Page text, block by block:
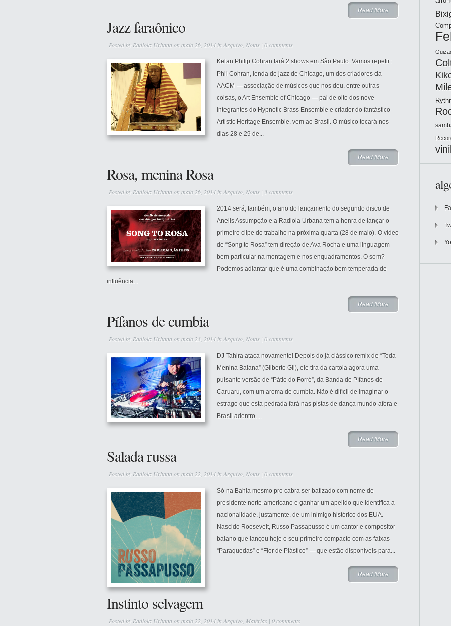
Read More
Jazz faraônico
Posted by Radiola Urbanaon maio 26, 2014 inArquivo Notas | 0 comments
Kelan Philip Cohran fará 2 shows em São Paulo. Vamos repetir:
Phil Cohran, lenda do jazz de Chicago, um dos criadores da
AACM — associação de músicos que nos deu, entre outras
coisas, o Art Ensemble of Chicago — pai de oito dos nove
integrantes do Hypnotic Brass Ensemble e criador do fantástico
Artistic Heritage Ensemble, vem ao Brasil. O músico tocará nos
dias 28 e 29 de...
Read More
Rosa, menina Rosa
Posted by Radiola Urbanaon maio 26, 2014 inArquivo Notas | 3 comments
2014 será, também, o ano do lançamento do segundo disco de
Anelis Assumpção e a Radiola Urbana tem a honra de lançar o
primeiro clipe do trabalho na próxima quarta (28 de maio). O vídeo
de “Song to Rosa” tem direção de Ava Rocha e uma linguagem
bem particular na montagem e nos enquadramentos. O som?
Podemos adiantar que é uma combinação bem temperada de
influência...
Read More
Pífanos de cumbia
Posted by Radiola Urbanaon maio 23, 2014 inArquivo Notas | 0 comments
DJ Tahira ataca novamente! Depois do já clássico remix de “Toda
Menina Baiana” (Gilberto Gil), ele tira da cartola agora uma
pulsante versão de “Pátio do Forró”, da Banda de Pífanos de
Caruaru, com um aroma de cumbia. Não é difícil de imaginar o
estrago que esta pedrada fará nas pistas de dança mundo afora e
Brasil adentro....
Read More
Salada russa
Posted by Radiola Urbanaon maio 22, 2014 inArquivo Notas | 0 comments
Só na Bahia mesmo pro cabra ser batizado com nome de
presidente norte-americano e ganhar um apelido que identifica a
nacionalidade, justamente, de um inimigo histórico dos EUA.
Nascido Roosevelt, Russo Passapusso é um cantor e compositor
baiano que lançou hoje o seu primeiro compacto com as faixas
“Paraquedas” e “Flor de Plástico” — que estão disponíveis para...
Read More
Instinto selvagem
Posted by Radiola Urbanaon maio 22, 2014 inArquivo Matérias | 0 comments
vinil